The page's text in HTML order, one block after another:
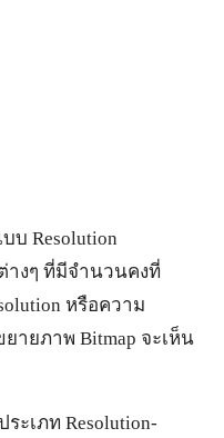
บ Resolution
างๆ ที่มีจำนวนคงที่
หรือความ
ายภาพ Bitmap จะเห็น
ะเภท Resolution-